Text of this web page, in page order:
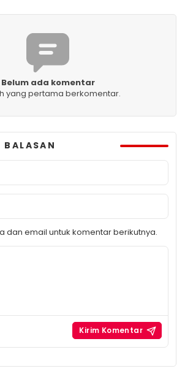
Belum ada komentar
yang pertama berkomentar.
dan email untuk komentar berikutnya.